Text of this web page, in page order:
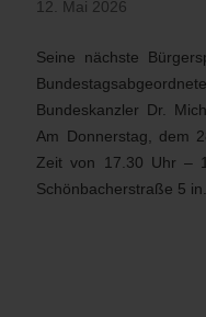
12. Mai 2026
Seine nächste
Bundeskanzler Dr.
Am Donnerstag, dem
Zeit von 17.30 Uhr –
Schönbacherstraße 5